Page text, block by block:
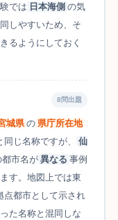
では 日本海側 の気
しやすいため、そ
るようにしておく
8問出題
城県 の 県庁所在地
同じ名称ですが、
仙
市名が 異なる 事例
す。地図上では東
点都市として示され
た名称と混同しな